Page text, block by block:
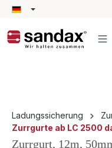
springen
Ladungssicherung
Zurrgurte ab LC 2500
Zurrgurt, 12m,